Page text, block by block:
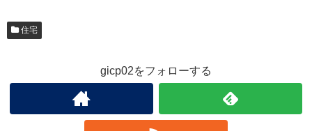
住宅
gicp02をフォローする